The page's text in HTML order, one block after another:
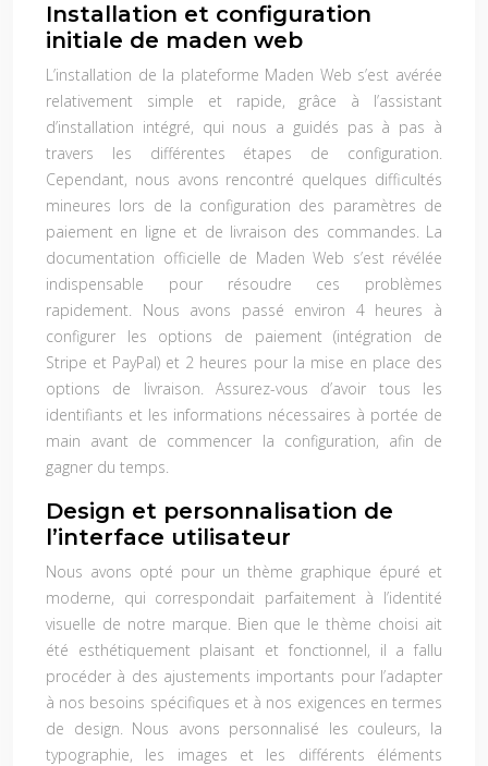
Installation et configuration
initiale de maden web
L’installation de la plateforme Maden Web s’est avérée
relativement simple et rapide, grâce à l’assistant
d’installation intégré, qui nous a guidés pas à pas à
travers les différentes étapes de configuration.
Cependant, nous avons rencontré quelques difficultés
mineures lors de la configuration des paramètres de
paiement en ligne et de livraison des commandes. La
documentation officielle de Maden Web s’est révélée
indispensable pour résoudre ces problèmes
rapidement. Nous avons passé environ 4 heures à
configurer les options de paiement (intégration de
Stripe et PayPal) et 2 heures pour la mise en place des
options de livraison. Assurez-vous d’avoir tous les
identifiants et les informations nécessaires à portée de
main avant de commencer la configuration, afin de
gagner du temps.
Design et personnalisation de
l’interface utilisateur
Nous avons opté pour un thème graphique épuré et
moderne, qui correspondait parfaitement à l’identité
visuelle de notre marque. Bien que le thème choisi ait
été esthétiquement plaisant et fonctionnel, il a fallu
procéder à des ajustements importants pour l’adapter
à nos besoins spécifiques et à nos exigences en termes
de design. Nous avons personnalisé les couleurs, la
typographie, les images et les différents éléments